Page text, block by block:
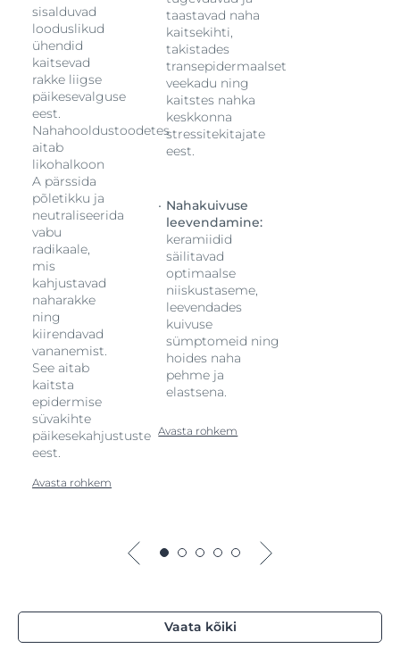
sisalduvad
looduslikud
ühendid
kaitsevad
rakke liigse
päikesevalguse
eest.
Nahahooldustoodetes
aitab
likohalkoon
A pärssida
põletikku ja
neutraliseerida
vabu
radikaale,
mis
kahjustavad
naharakke
ning
kiirendavad
vananemist.
See aitab
kaitsta
epidermise
süvakihte
päikesekahjustuste
eest.
Avasta rohkem
taastavad naha
kaitsekihti,
takistades
transepidermaalset
veekadu ning
kaitstes nahka
keskkonna
stressitekitajate
eest.
Nahakuivuse
leevendamine:
keramiidid
säilitavad
optimaalse
niiskustaseme,
leevendades
kuivuse
sümptomeid ning
hoides naha
pehme ja
elastsena.
Avasta rohkem
Vaata kõiki